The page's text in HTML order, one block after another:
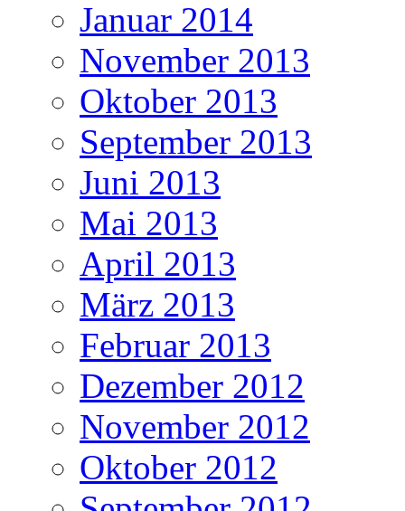
Januar 2014
November 2013
Oktober 2013
September 2013
Juni 2013
Mai 2013
April 2013
März 2013
Februar 2013
Dezember 2012
November 2012
Oktober 2012